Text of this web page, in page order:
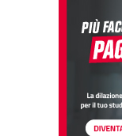
sicuri di assistere i
Igiene e
Odontoiatria
Endodonzia.